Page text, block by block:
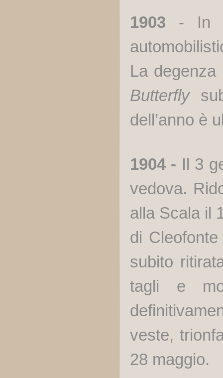
1903 - In
La
Butterfly
dell’anno è
1904 - Il 3
vedova.
alla Scala il
di
subito
tagli e
veste,
28 maggio.